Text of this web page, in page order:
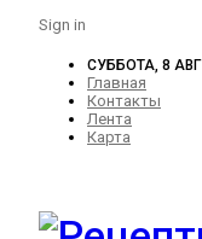
Sign in
СУББОТА, 8
Главная
Контакты
Лента
Карта